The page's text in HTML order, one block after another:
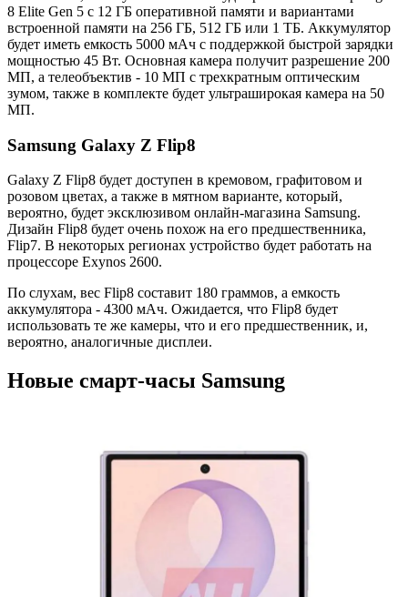
8 Elite Gen 5 с 12 ГБ оперативной памяти и вариантами
встроенной памяти на 256 ГБ, 512 ГБ или 1 ТБ. Аккумулятор
будет иметь емкость 5000 мАч с поддержкой быстрой зарядки
мощностью 45 Вт. Основная камера получит разрешение 200
МП, а телеобъектив - 10 МП с трехкратным оптическим
зумом, также в комплекте будет ультраширокая камера на 50
МП.
Samsung Galaxy Z Flip8
Galaxy Z Flip8 будет доступен в кремовом, графитовом и
розовом цветах, а также в мятном варианте, который,
вероятно, будет эксклюзивом онлайн-магазина Samsung.
Дизайн Flip8 будет очень похож на его предшественника,
Flip7. В некоторых регионах устройство будет работать на
процессоре Exynos 2600.
По слухам, вес Flip8 составит 180 граммов, а емкость
аккумулятора - 4300 мАч. Ожидается, что Flip8 будет
использовать те же камеры, что и его предшественник, и,
вероятно, аналогичные дисплеи.
Новые смарт-часы Samsung